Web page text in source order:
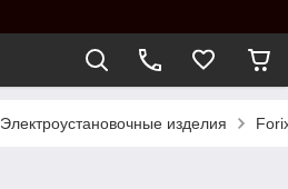
Электроустановочные изделия